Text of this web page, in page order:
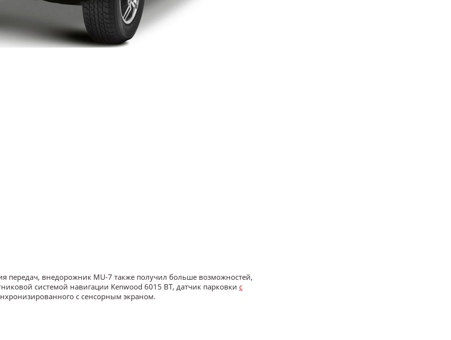
передач, внедорожник MU-7 также получил больше возможностей,
системой навигации Kenwood 6015 BT, датчик парковки с
с сенсорным экраном.